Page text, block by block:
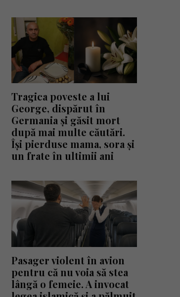
Tragica poveste a lui
George, dispărut în
Germania și găsit mort
după mai multe căutări.
Își pierduse mama, sora și
un frate în ultimii ani
Pasager violent în avion
pentru că nu voia să stea
lângă o femeie. A invocat